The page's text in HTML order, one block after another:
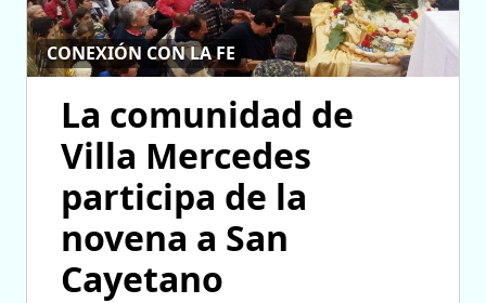
CONEXIÓN CON LA FE
La comunidad de
Villa Mercedes
participa de la
novena a San
Cayetano